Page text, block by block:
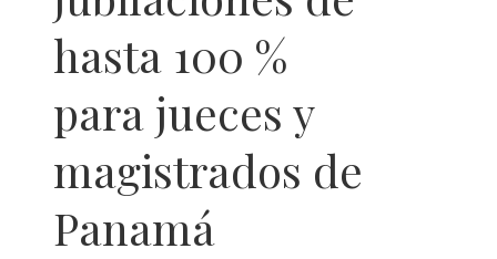
hasta 100 %
para jueces y
magistrados de
Panamá